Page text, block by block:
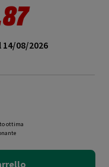
14/08/2026
ottima